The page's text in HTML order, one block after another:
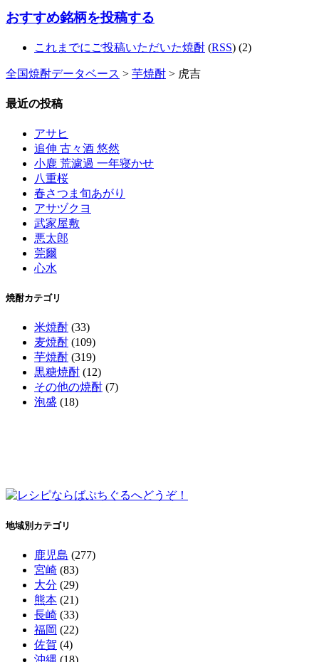
おすすめ銘柄を投稿する
これまでにご投稿いただいた焼酎 (RSS) (2)
全国焼酎データベース > 芋焼酎 > 虎吉
最近の投稿
アサヒ
追伸 古々酒 悠然
小鹿 荒濾過 一年寝かせ
八重桜
春さつま旬あがり
アサヅクヨ
武家屋敷
悪太郎
莞爾
心水
焼酎カテゴリ
米焼酎 (33)
麦焼酎 (109)
芋焼酎 (319)
黒糖焼酎 (12)
その他の焼酎 (7)
泡盛 (18)
地域別カテゴリ
鹿児島 (277)
宮崎 (83)
大分 (29)
熊本 (21)
長崎 (33)
福岡 (22)
佐賀 (4)
沖縄 (18)